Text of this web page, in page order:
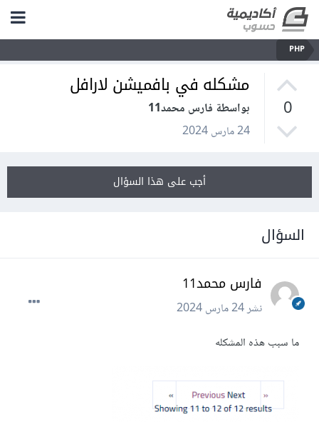
PHP
0
مشكله في بافميشن لارافل
بواسطة فارس محمد11
24 مارس 2024
أجب على هذا السؤال
السؤال
فارس محمد11
نشر24 مارس 2024
ما سبب هذه المشكله